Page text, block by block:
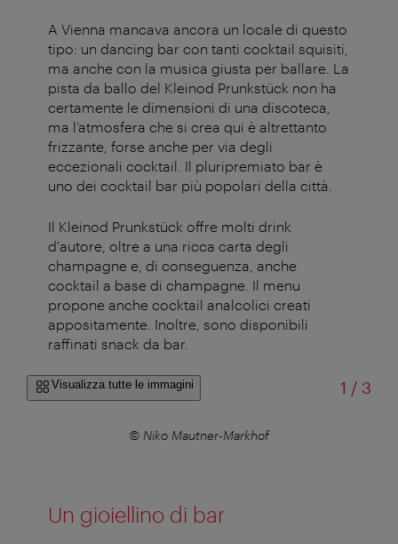
A Vienna mancava ancora un locale di questo
tipo: un dancing bar con tanti cocktail squisiti,
ma anche con la musica giusta per ballare. La
pista da ballo del Kleinod Prunkstück non ha
certamente le dimensioni di una discoteca,
ma l’atmosfera che si crea qui è altrettanto
frizzante, forse anche per via degli
eccezionali cocktail. Il pluripremiato bar è
uno dei cocktail bar più popolari della città.
Il Kleinod Prunkstück offre molti drink
d'autore, oltre a una ricca carta degli
champagne e, di conseguenza, anche
cocktail a base di champagne. Il menu
propone anche cocktail analcolici creati
appositamente. Inoltre, sono disponibili
raffinati snack da bar.
Visualizza tutte le immagini 1 /di
3
© Niko Mautner-Markhof
Un gioiellino di bar